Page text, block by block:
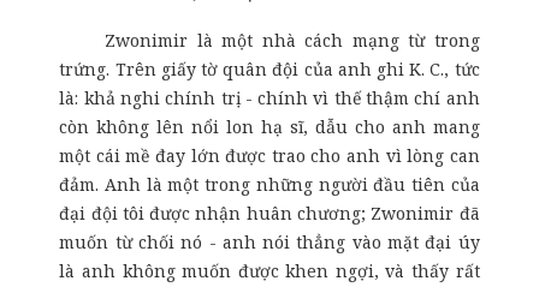
Zwonimir là một nhà cách mạng từ trong
trứng. Trên giấy tờ quân đội của anh ghi K. C., tức
là: khả nghi chính trị - chính vì thế thậm chí anh
còn không lên nổi lon hạ sĩ, dẫu cho anh mang
một cái mề đay lớn được trao cho anh vì lòng can
đảm. Anh là một trong những người đầu tiên của
đại đội tôi được nhận huân chương; Zwonimir đã
muốn từ chối nó - anh nói thẳng vào mặt đại úy
là anh không muốn được khen ngợi, và thấy rất